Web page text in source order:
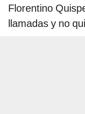
Florentino
llamadas y no